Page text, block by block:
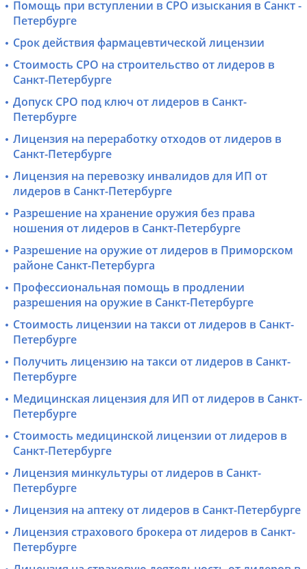
Помощь при вступлении в СРО изыскания в Санкт -
Петербурге
Срок действия фармацевтической лицензии
Стоимость СРО на строительство от лидеров в
Санкт-Петербурге
Допуск СРО под ключ от лидеров в Санкт-
Петербурге
Лицензия на переработку отходов от лидеров в
Санкт-Петербурге
Лицензия на перевозку инвалидов для ИП от
лидеров в Санкт-Петербурге
Разрешение на хранение оружия без права
ношения от лидеров в Санкт-Петербурге
Разрешение на оружие от лидеров в Приморском
районе Санкт-Петербурга
Профессиональная помощь в продлении
разрешения на оружие в Санкт-Петербурге
Стоимость лицензии на такси от лидеров в Санкт-
Петербурге
Получить лицензию на такси от лидеров в Санкт-
Петербурге
Медицинская лицензия для ИП от лидеров в Санкт-
Петербурге
Стоимость медицинской лицензии от лидеров в
Санкт-Петербурге
Лицензия минкультуры от лидеров в Санкт-
Петербурге
Лицензия на аптеку от лидеров в Санкт-Петербурге
Лицензия страхового брокера от лидеров в Санкт-
Петербурге